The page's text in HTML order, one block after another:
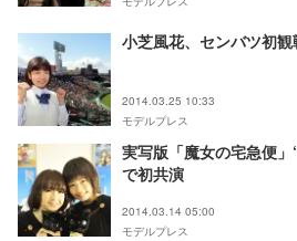
小芝風花、センバツ初観
2014.03.25 10:33
モデルプレス
実写版「魔女の宅急便
で初共演
2014.03.14 05:00
モデルプレス